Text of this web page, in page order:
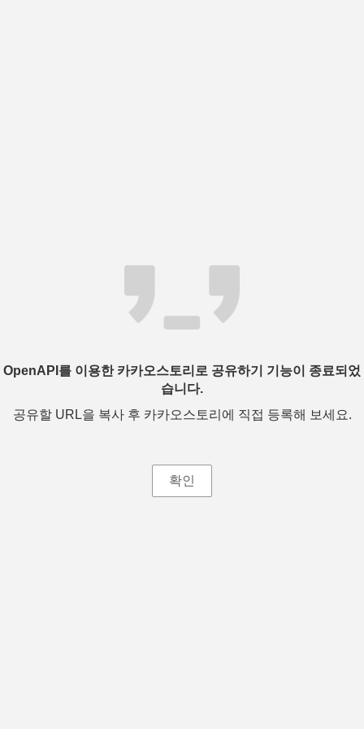
OpenAPI를 이용한 카카오스토리로 공유하기 기능이 종료되었
습니다.
공유할 URL을 복사 후 카카오스토리에 직접 등록해 보세요.
확인